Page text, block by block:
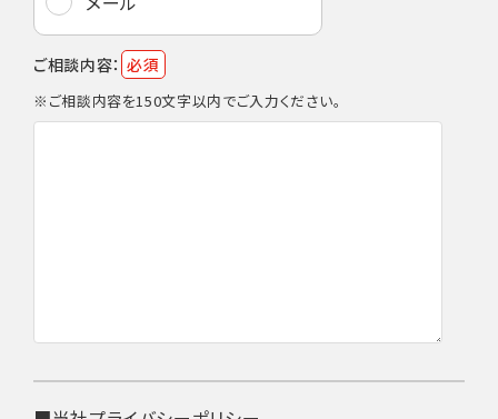
ご相談内容： 必須
※ご相談内容を150文字以内でご入力ください。